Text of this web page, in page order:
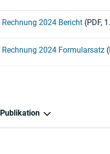
Rechnung 2024 Bericht (PDF,
Rechnung 2024 Formularsatz
Publikation